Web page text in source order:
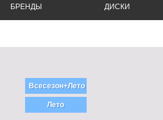
БРЕНДЫ ДИСКИ